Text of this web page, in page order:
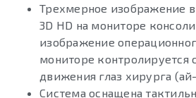
Трехмерное изображение
3D HD на мониторе
изображение
мониторе
движения глаз хирурга
Система оснащена